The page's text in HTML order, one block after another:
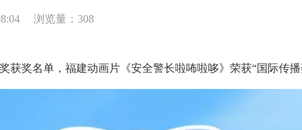
浏览量：308
获奖名单，福建动画片《安全警长啦咘啦哆》荣获“国际传播